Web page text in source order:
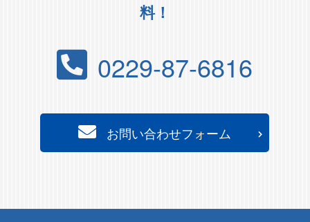
料！
0229-87-6816
お問い合わせフォーム